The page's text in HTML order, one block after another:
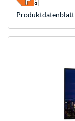
Produkt­datenblatt